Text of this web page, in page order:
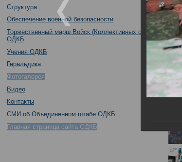
Структура
Обеспечение военной безопасности
Торжественный марш Войск (Коллективных сил)
ОДКБ
Учения ОДКБ
Геральдика
Фотогалерея
Видео
Контакты
СМИ об Объединенном штабе ОДКБ
Главная страница сайта ОДКБ